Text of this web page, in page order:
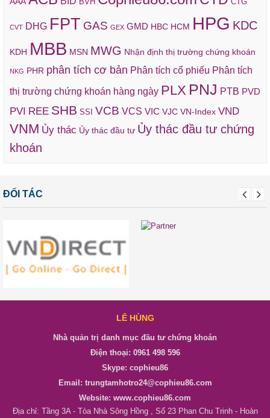
CVT DHG FPT GAS GEX GMD HBC HCM HPG KDC
KDH MBB MSN MWG Nhận định thị trường chứng khoán
NKG PHR phân tích cơ bản Phân tích cổ phiếu Phân tích
thị trường chứng khoán hàng ngày PLX PNJ PTB PVD
PVI REE SHB SSI VCB VCS VIC VJC VN-Index VND
VNM Ủy thác Ủy thác đầu tư Ủy thác đầu tư chứng
khoán
ĐỐI TÁC
LÊ HÙNG
Nhà quản trị danh mục đầu tư chứng khoán
Điện thoại: 0961 498 596
Skype: cophieu86
Email: trungtamhotro24@cophieu86.com
Website: www.cophieu86.com
Địa chỉ: Tầng 3A - Tòa Nhà Sông Hồng , Số 23 Phan Chu Trinh - Hoàn